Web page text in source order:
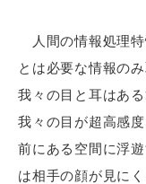
人間の情報処理特
とは必要な情報の
我々の目と耳はあ
我々の目が超高感
前にある空間に浮
は相手の顔が見に